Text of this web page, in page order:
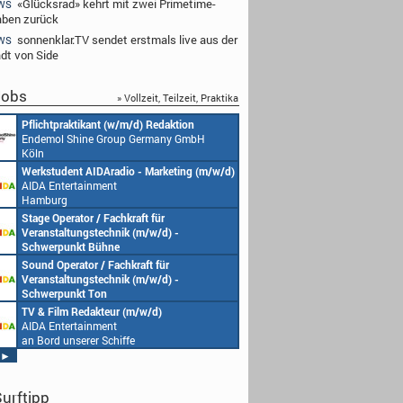
«Glücksrad» kehrt mit zwei Primetime-
zurück
sonnenklar.TV sendet erstmals live aus der
von Side
» Vollzeit, Teilzeit, Praktika
Redakteur (w/m/d) oder Jungredakteur
(w/m/d)
Endemol Shine Group Germany GmbH
Köln
Senior Video Producer/ 1st TV Operator
(m/w/d)
AIDA Entertainment
an Bord unserer Schiffe
Studentische Aushilfe (w/m/d) – YouTube
Endemol Shine Group Germany GmbH
Köln
Redaktionsleitung (w/m/d)
Endemol Shine Group Germany GmbH
Köln
Producer (w/m/d)
Endemol Shine Group Germany GmbH
Köln
►